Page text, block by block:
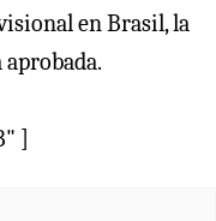
en Brasil, la
]